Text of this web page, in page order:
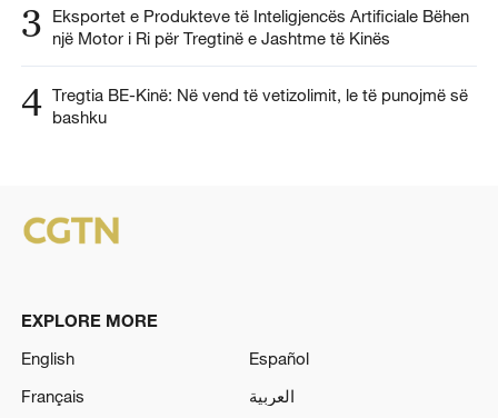
3
Eksportet e Produkteve të Inteligjencës Artificiale Bëhen
një Motor i Ri për Tregtinë e Jashtme të Kinës
4 Tregtia BE-Kinë: Në vend të vetizolimit, le të punojmë së
bashku
EXPLORE MORE
English
Español
Français
العربية